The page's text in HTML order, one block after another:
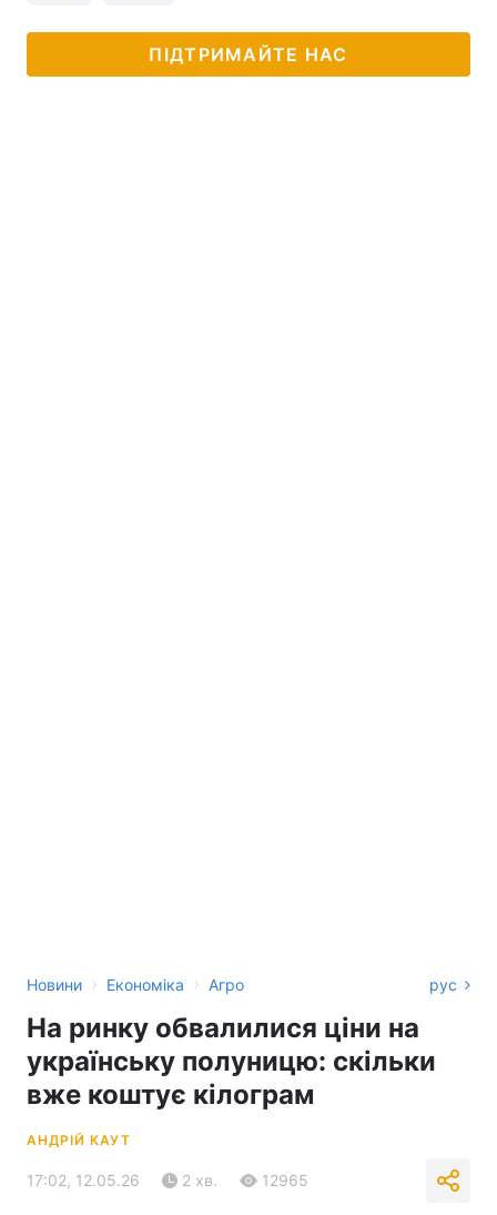
ПІДТРИМАЙТЕ НАС
Новини › Економіка › Агро рус
На ринку обвалилися ціни на
українську полуницю: скільки
вже коштує кілограм
АНДРІЙ КАУТ
17:02, 12.05.26 2 хв. 12965